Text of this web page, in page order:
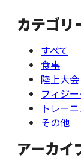
カテゴリ
すべて
食事
陸上大会
フィジ
トレー
その他
アーカイ